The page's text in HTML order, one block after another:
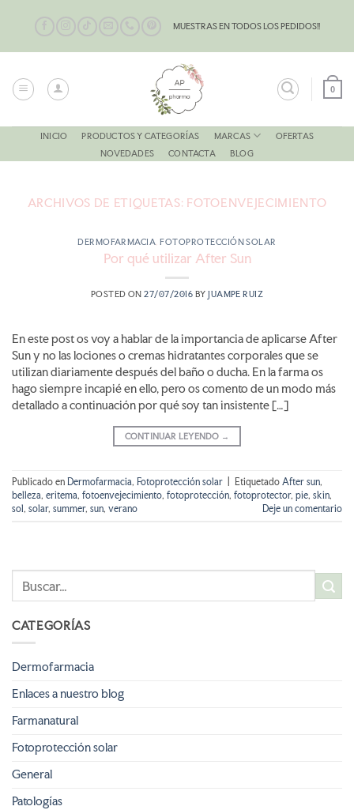
contenido
MUESTRAS EN TODOS LOS PEDIDOS!!
0
INICIO PRODUCTOS Y CATEGORÍAS MARCAS
OFERTAS
NOVEDADES
CONTACTA BLOG
ARCHIVOS DE ETIQUETAS: FOTOENVEJECIMIENTO
DERMOFARMACIA ,FOTOPROTECCIÓN SOLAR
Por qué utilizar After Sun
POSTED ON27/07/2016 BYJUAMPE RUIZ
En este post os voy a hablar de la importancia de aplicarse After
Sun y no las lociones o cremas hidratantes corporales que se
utilizan diariamente después del baño o ducha. En la farma os
hago siempre incapié en ello, pero os comento de un modo más
detallado a continuación por qué soy tan insistente […]
CONTINUAR LEYENDO →
Publicado en Dermofarmacia, Fotoprotección solar Etiquetado After sun,
belleza, eritema, fotoenvejecimiento, fotoprotección, fotoprotector, pie, skin,
sol, solar, summer, sun, verano Deje un comentario
CATEGORÍAS
Dermofarmacia
Enlaces a nuestro blog
Farmanatural
Fotoprotección solar
General
Patologías